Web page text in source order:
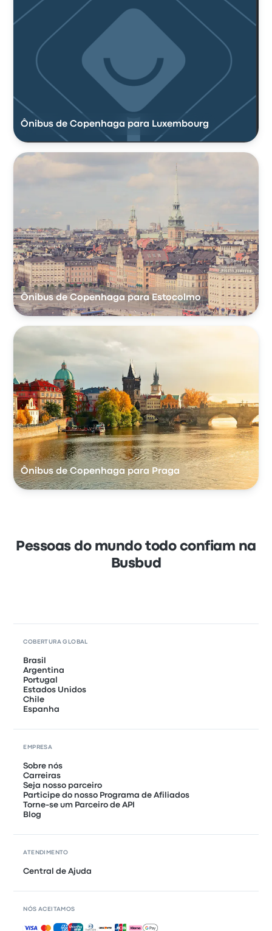
Ônibus de Copenhaga para Luxembourg
Ônibus de Copenhaga para Estocolmo
Ônibus de Copenhaga para Praga
Pessoas do mundo todo confiam na
Busbud
COBERTURA GLOBAL
Brasil
Argentina
Portugal
Estados Unidos
Chile
Espanha
EMPRESA
Sobre nós
Carreiras
Seja nosso parceiro
Participe do nosso Programa de Afiliados
Torne-se um Parceiro de API
Blog
ATENDIMENTO
Central de Ajuda
NÓS ACEITAMOS
Pagamentos aceitos